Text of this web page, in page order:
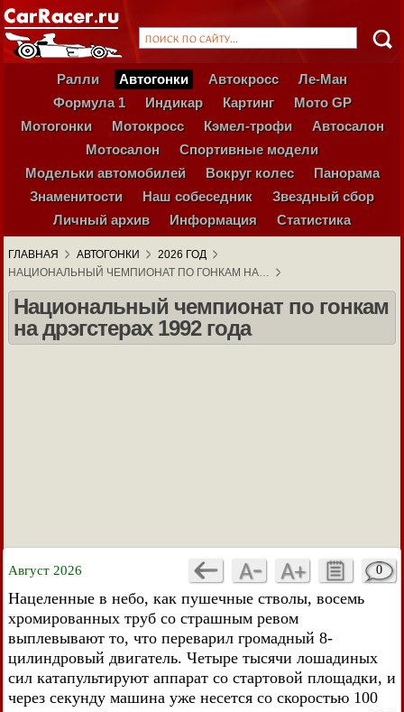
Ралли Автогонки Автокросс
Ле-Ман
Формула 1
Индикар Картинг
Мото GP
Мотогонки
Мотокросс Кэмел-трофи
Автосалон
Мотосалон
Спортивные модели
Модельки автомобилей
Вокруг колес
Панорама
Знаменитости
Наш собеседник
Звездный сбор
Личный архив
Информация Статистика
ГЛАВНАЯ АВТОГОНКИ
2026 ГОД
НАЦИОНАЛЬНЫЙ ЧЕМПИОНАТ ПО ГОНКАМ НА…
Национальный чемпионат по гонкам
на дрэгстерах 1992 года
Август 2026 0
Нацеленные в небо, как пушечные стволы, восемь
хромированных труб со страшным ревом
выплевывают то, что переварил громадный 8-
цилиндровый двигатель. Четыре тысячи лошадиных
сил катапультируют аппарат со стартовой площадки, и
через секунду машина уже несется со скоростью 100